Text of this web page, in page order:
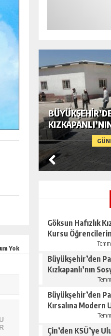
Yok
ÇEVRE
Göksun Hafızlık
Kursu
Büyükşehir’den
Kızkapanlı’nın
Çevre
Büyükşehir’den
Kırsalına Modern
Çin’den KSÜ’ye